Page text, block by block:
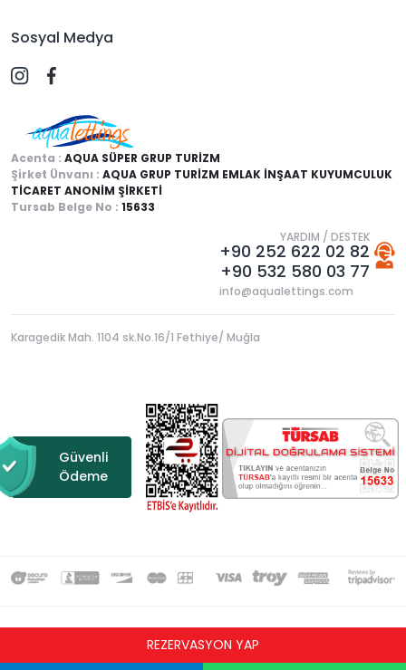
Sosyal Medya
Acenta : AQUA SÜPER GRUP TURİZM
Şirket Ünvanı : AQUA GRUP TURİZM EMLAK İNŞAAT KUYUMCULUK
TİCARET ANONİM ŞİRKETİ
Tursab Belge No : 15633
YARDIM / DESTEK
+90 252 622 02 82
+90 532 580 03 77
info@aqualettings.com
Karagedik Mah. 1104 sk.No.16/1 Fethiye/ Muğla
Güvenli
Ödeme
BocekSoft
REZERVASYON YAP